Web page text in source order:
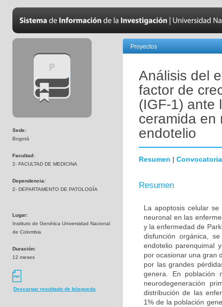
Sede:
Bogotá
Facultad:
2- FACULTAD DE MEDICINA
Dependencia:
2- DEPARTAMENTO DE PATOLOGÍA
Lugar:
Instituto de Genética Universidad Nacional
de Colombia
Duración:
12 meses
Descargar resultado de búsqueda
Proyectos
Análisis del
factor de
(IGF-1) ante
ceramida en
endotelio
Resumen | Convocatoria
Resumen
La apoptosis celular
neuronal en las
y la enfermedad de
disfunción orgánica,
endotelio parenquimal
por ocasionar una gran
por las grandes
genera. En población
neurodegeneración
distribución de las
1% de la población